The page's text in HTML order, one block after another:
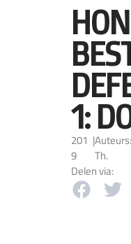
1:
201
9
|
Th.
Delen via: